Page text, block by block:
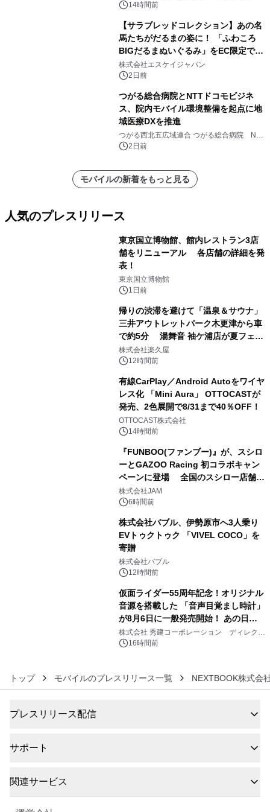
14時間前
【サラブレッドコレクション】あの名
馬たちがだるまの姿に！ 「ふわころ
BIGだるまぬいぐるみ」をEC限定で受
注販売開始
株式会社エスケイジャパン
2日前
つがる総合病院とNTTドコモビジネ
ス、院内モバイル環境整備を起点に地
域医療DXを推進
つがる西北五広域連合 つがる総合病院 NTT
ドコモビジネス株式会社
2日前
モバイルの新着をもっと見る
人気のプレスリリース
東京国立博物館、館内レストラン3店
舗をリニューアル 各店舗の詳細を発
表！
東京国立博物館
1日前
帰りの渋滞を避けて「温泉＆サウナ」
三井アウトレットパーク木更津から車
で約5分 湯舞音 袖ケ浦店が夏フェア
メニューを提供
株式会社楽久屋
12時間前
有線CarPlay／Android Autoをワイヤ
レス化 「Mini Aura」 OTTOCASTが
発売、2色展開で8/31まで40％OFF！
OTTOCAST株式会社
14時間前
『FUNBOO(ファンブー)』が、スシロ
ーとGAZOO Racing 初コラボキャン
ペーンに登場 全国のスシロー店舗で
GR 4車種の FUNBOO(ミニカー)付き
メニューが展開されます
株式会社JAM
6時間前
株式会社バブル、伊勢原市へ3人乗り
EVトゥクトゥク 「VIVEL COCO」を
寄贈
株式会社バブル
12時間前
仮面ライダー55周年記念！オリジナル
音源を搭載した 「音声目覚まし時計」
が8月6日に一般発売開始！ あの日の
大興奮が今甦る
株式会社 秀建コーポレーション ディレクト
アートギャラリー
16時間前
トップ モバイルのプレスリリース一覧 NEXTBOOK株式会
プレスリリース配信
サポート
関連サービス